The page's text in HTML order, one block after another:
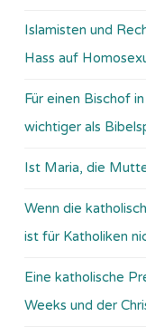
Islamisten und
Hass auf
Für einen Bischof
wichtiger als
Ist Maria, die
Wenn die
ist für Katholiken
Eine katholische
Weeks und der